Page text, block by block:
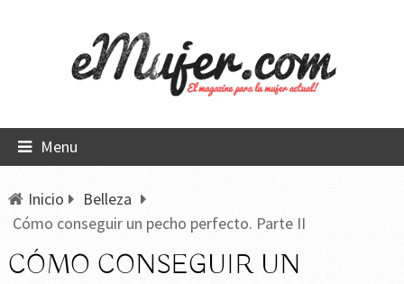
Menu
Inicio
Belleza
Cómo conseguir un pecho perfecto. Parte II
CÓMO CONSEGUIR UN